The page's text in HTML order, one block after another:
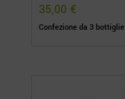
35,00 €
Confezione da 3 bottiglie